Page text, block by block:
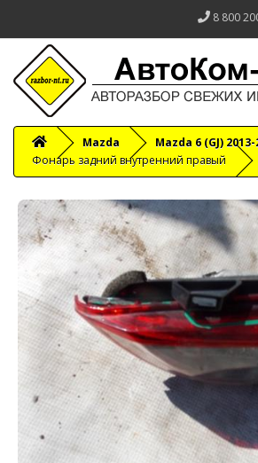
8 800
Mazda Mazda 6 (GJ)
Фонарь задний внутренний правый